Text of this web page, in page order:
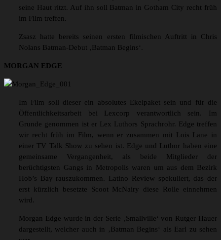
seine Haut ritzt. Auf ihn soll Batman in Gotham City recht früh
im Film treffen.
Zsasz hatte bereits seinen ersten filmischen Auftritt in Chris
Nolans Batman-Debut ‚Batman Begins‘.
MORGAN EDGE
Im Film soll dieser ein absolutes Ekelpaket sein und für die
Öffentlichkeitsarbeit bei Lexcorp verantwortlich sein. Im
Grunde genommen ist er Lex Luthors Sprachrohr. Edge treffen
wir recht früh im Film, wenn er zusammen mit Lois Lane in
einer TV Talk Show zu sehen ist. Edge und Luthor haben eine
gemeinsame Vergangenheit, als beide Mitglieder der
berüchtigsten Gangs in Metropolis waren um aus dem Bezirk
Hob’s Bay rauszukommen. Latino Review spekuliert, das der
erst kürzlich besetzte Scoot McNairy diese Rolle einnehmen
wird.
Morgan Edge wurde in der Serie ‚Smallville‘ von Rutger Hauer
dargestellt, welcher auch in ‚Batman Begins‘ als Earl zu sehen